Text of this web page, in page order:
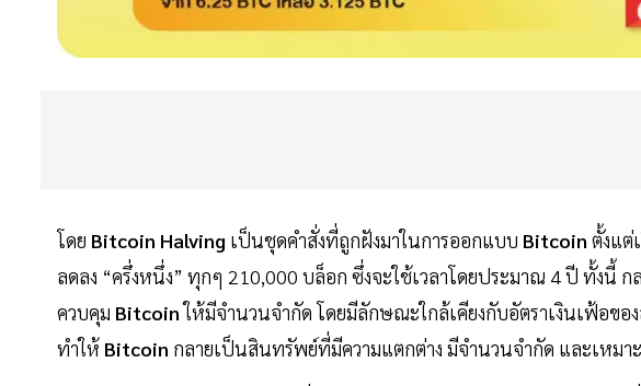
โดย Bitcoin Halving เป็นชุดคำสั่งที่ถูกฝังมาในการออกแบบ Bitcoin ตั้งแต่
ลดลง “ครึ่งหนึ่ง” ทุกๆ 210,000 บล็อก ซึ่งจะใช้เวลาโดยประมาณ 4 ปี ทั้งนี้ ก
ควบคุม Bitcoinให้มีจำนวนจำกัด โดยมีลักษณะใกล้เคียงกับอัตราเงินเฟ้อข
ทำให้ Bitcoin กลายเป็นสินทรัพย์ที่มีความแตกต่าง มีจำนวนจำกัด และเหมา